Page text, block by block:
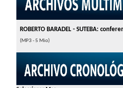
ROBERTO BARADEL - SUTEBA:
(MP3 - 5 Mio)